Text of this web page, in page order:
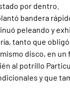
por dentro.
bandera
peleando y
tanto que obligó
disco, en un
al potrillo
y que